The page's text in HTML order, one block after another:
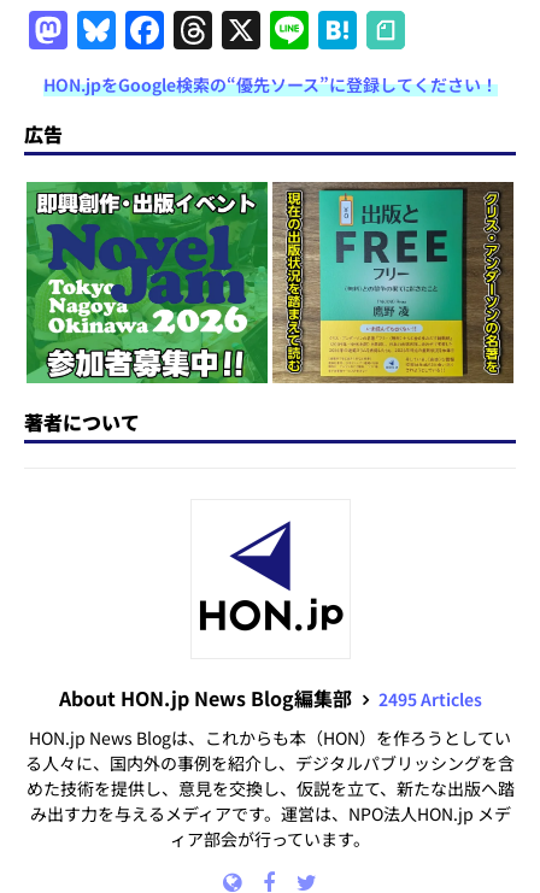
jp News Blogは、紙だけでなくデ
ジタル出版も含めた、広い意味で
の本（HON）のつくり手をエン
パ...
M
a
st
o
d
o
n
Bl
u
e
s
k
y
F
a
c
e
b
o
o
k
T
h
re
a
d
s
X Li
n
e
H
at
e
n
a
HON.jpをGoogle検索の“優先ソース”に登録してください！
広告
著者について
About HON.jp News Blog編集部
2495 Articles
HON.jp News Blogは、これからも本（HON）を作ろうとしてい
る人々に、国内外の事例を紹介し、デジタルパブリッシングを含
めた技術を提供し、意見を交換し、仮説を立て、新たな出版へ踏
み出す力を与えるメディアです。運営は、NPO法人HON.jp メデ
ィア部会が行っています。